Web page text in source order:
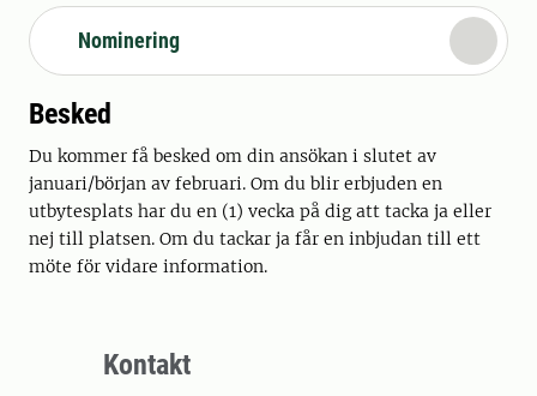
Nominering
Besked
Du kommer få besked om din ansökan i slutet av
januari/början av februari. Om du blir erbjuden en
utbytesplats har du en (1) vecka på dig att tacka ja eller
nej till platsen. Om du tackar ja får en inbjudan till ett
möte för vidare information.
Kontakt